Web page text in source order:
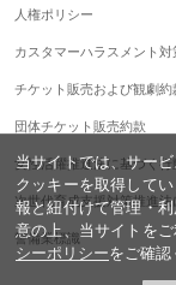
人権ポリシー
カスタマーハラスメント
チケット販売および観劇約
団体チケット販売約款
女性活躍推進法に基づく行
次世代育成支援対策推進
警備業標識
当サイトでは、サー
クッキーを取得して
報と紐付けて管理・
意の上、当サイトを
シーポリシーをご確認